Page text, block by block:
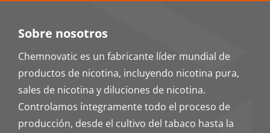
Sobre nosotros
Chemnovatic es un fabricante líder mundial de
productos de nicotina, incluyendo nicotina pura,
sales de nicotina y diluciones de nicotina.
Controlamos íntegramente todo el proceso de
producción, desde el cultivo del tabaco hasta la